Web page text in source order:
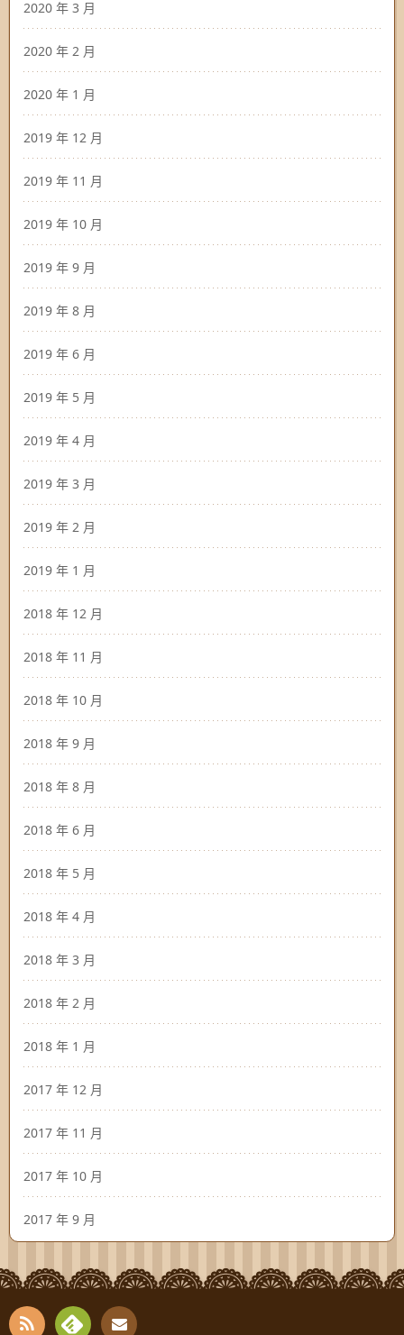
2020 年 3 月
2020 年 2 月
2020 年 1 月
2019 年 12 月
2019 年 11 月
2019 年 10 月
2019 年 9 月
2019 年 8 月
2019 年 6 月
2019 年 5 月
2019 年 4 月
2019 年 3 月
2019 年 2 月
2019 年 1 月
2018 年 12 月
2018 年 11 月
2018 年 10 月
2018 年 9 月
2018 年 8 月
2018 年 6 月
2018 年 5 月
2018 年 4 月
2018 年 3 月
2018 年 2 月
2018 年 1 月
2017 年 12 月
2017 年 11 月
2017 年 10 月
2017 年 9 月